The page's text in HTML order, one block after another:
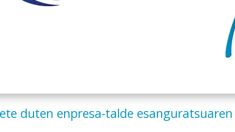
duten enpresa-talde